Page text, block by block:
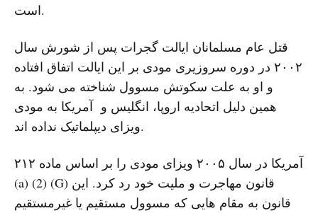
است.
قتل عام مسلمانان ایالت گجرات پس از شورش سال
۲۰۰۲ در دوره سروزیری مودی بر این ایالت اتفاق افتاده
و او به علت سکوتش مسوول شناخته می شود. به
همین دلیل اتحادیه اروپا، انگلیس و آمریکا به مودی
ویزای دیپلماتیک نداده اند.
آمریکا در سال ۲۰۰۵ ویزای مودی را بر اساس ماده ۲۱۲
(a) (2) (G) قانون مهاجرت و ملیت خود رد کرد. این
قانون به مقام هایی که مسوول مستقیم یا غیرمستقیم